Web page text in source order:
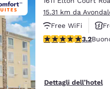
Europa
Deutschland
Deutsch
Spain
English
15.31 km da
Free WiFi
Valutazione di 3.22
3.2
Dettagli dell’hotel